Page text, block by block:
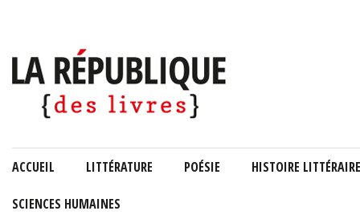
ACCUEIL LITTÉRATURE POÉSIE HISTOIRE LITTÉRAIRE
SCIENCES HUMAINES